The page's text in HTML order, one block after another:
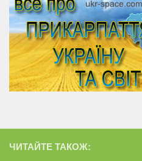
ЧИТАЙТЕ ТАКОЖ: